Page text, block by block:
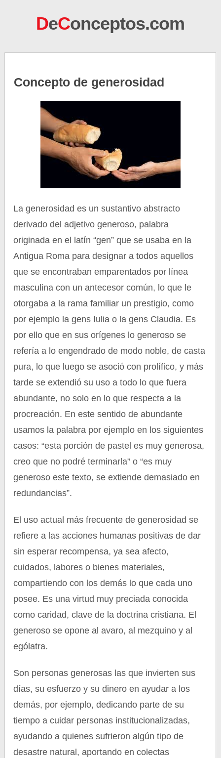
DeConceptos.com
Concepto de generosidad
La generosidad es un sustantivo abstracto
derivado del adjetivo generoso, palabra
originada en el latín “gen” que se usaba en la
Antigua Roma para designar a todos aquellos
que se encontraban emparentados por línea
masculina con un antecesor común, lo que le
otorgaba a la rama familiar un prestigio, como
por ejemplo la gens Iulia o la gens Claudia. Es
por ello que en sus orígenes lo generoso se
refería a lo engendrado de modo noble, de casta
pura, lo que luego se asoció con prolífico, y más
tarde se extendió su uso a todo lo que fuera
abundante, no solo en lo que respecta a la
procreación. En este sentido de abundante
usamos la palabra por ejemplo en los siguientes
casos: “esta porción de pastel es muy generosa,
creo que no podré terminarla” o “es muy
generoso este texto, se extiende demasiado en
redundancias”.
El uso actual más frecuente de generosidad se
refiere a las acciones humanas positivas de dar
sin esperar recompensa, ya sea afecto,
cuidados, labores o bienes materiales,
compartiendo con los demás lo que cada uno
posee. Es una virtud muy preciada conocida
como caridad, clave de la doctrina cristiana. El
generoso se opone al avaro, al mezquino y al
ególatra.
Son personas generosas las que invierten sus
días, su esfuerzo y su dinero en ayudar a los
demás, por ejemplo, dedicando parte de su
tiempo a cuidar personas institucionalizadas,
ayudando a quienes sufrieron algún tipo de
desastre natural, aportando en colectas